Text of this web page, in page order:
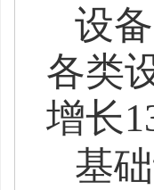
设
各类
增长
基